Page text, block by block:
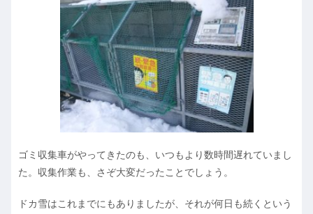
ゴミ収集車がやってきたのも、いつもより数時間遅れていまし
た。収集作業も、さぞ大変だったことでしょう。
ドカ雪はこれまでにもありましたが、それが何日も続くという